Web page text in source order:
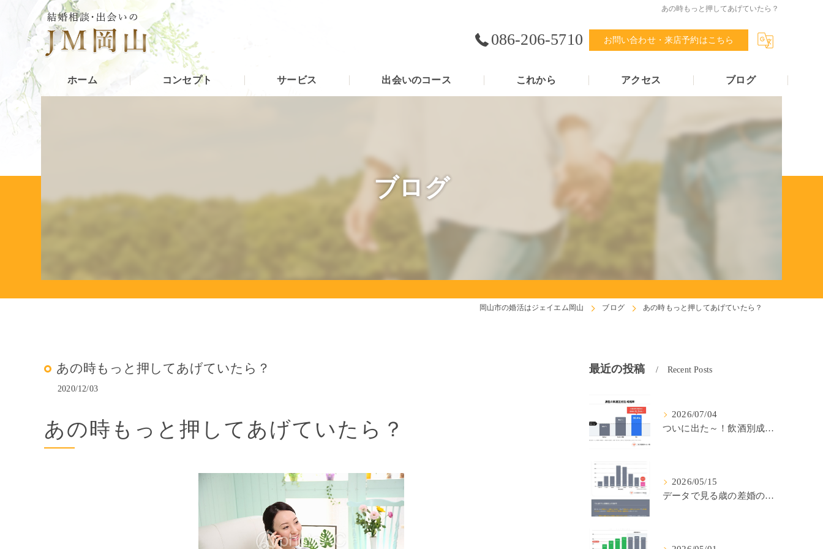
あの時もっと押してあげていたら？
086-206-5710 お問い合わせ・来店予約はこちら
ホーム コンセプト サービス 出会いのコース これから アクセス ブログ
ブログ
岡山市の婚活はジェイエム岡山 ブログ あの時もっと押してあげていたら？
あの時もっと押してあげていたら？
2020/12/03
あの時もっと押してあげていたら？
最近の投稿 Recent Posts
2026/07/04
ついに出た～！飲酒別成婚率(IBJ)！
2026/05/15
データで見る歳の差婚の確率の低さ。